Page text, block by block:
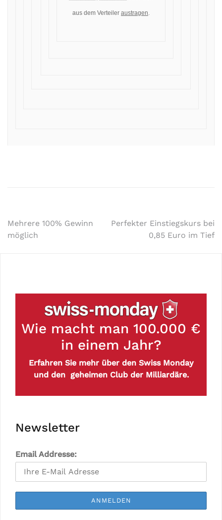
aus dem Verteiler austragen.
Mehrere 100% Gewinn
möglich
Perfekter Einstiegskurs bei
0,85 Euro im Tief
Wie macht man 100.000 €
in einem Jahr?
Erfahren Sie mehr über den Swiss Monday
und den geheimen Club der Milliardäre.
Newsletter
Email Addresse: